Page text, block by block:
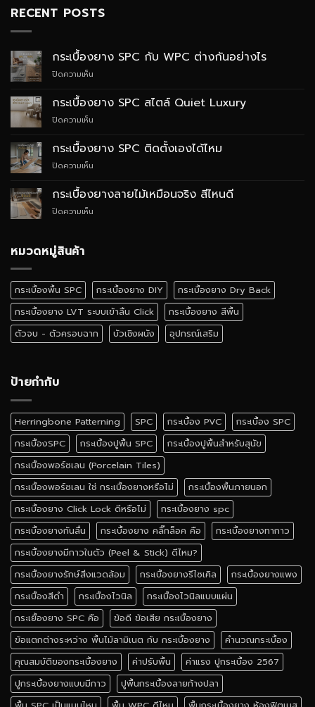
RECENT POSTS
กระเบื้องยาง SPC กับ WPC ต่างกันอย่างไร
ปิดความเห็น
ยาง
SPC
ต่าง
กระเบื้องยาง SPC สไตล์ Quiet Luxury
ปิดความเห็น
ยาง
SPC
Luxury
กระเบื้องยาง SPC ติดตั้งเองได้ไหม
ปิดความเห็น
ยาง
SPC
กระเบื้องยางลายไม้เหมือนจริง สีไหนดี
ปิดความเห็น
สี
ไหน
ดี
หมวดหมู่สินค้า
กระเบื้องพื้น SPC กระเบื้องยาง DIY
กระเบื้องยาง Dry Back
กระเบื้องยาง LVT ระบบเข้าลิ้น Click
กระเบื้องยาง สีพื้น
ตัวจบ - ตัวครอบฉาก
บัวเชิงผนัง อุปกรณ์เสริม
ป้ายกำกับ
Herringbone Patterning SPC กระเบื้อง PVC
กระเบื้อง SPC
กระเบื้องSPC
กระเบื้องปูพื้น SPC
กระเบื้องปูพื้นสำหรับสุนัข
กระเบื้องพอร์ซเลน (Porcelain Tiles)
กระเบื้องพอร์ซเลน ใช่ กระเบื้องยางหรือไม่
กระเบื้องพื้นภายนอก
กระเบื้องยาง Click Lock ดีหรือไม่
กระเบื้องยาง spc
กระเบื้องยางกันลื่น
กระเบื้องยาง คลิ๊กล็อค คือ
กระเบื้องยางทากาว
กระเบื้องยางมีกาวในตัว (Peel & Stick) ดีไหม?
กระเบื้องยางรักษ์สิ่งแวดล้อม
กระเบื้องยางรีไซเคิล
กระเบื้องยางแพง
กระเบื้องสีดำ
กระเบื้องไวนิล
กระเบื้องไวนิลแบบแผ่น
กระเยื้องยาง SPC คือ
ข้อดี ข้อเสีย กระเบื้องยาง
ข้อแตกต่างระหว่าง พื้นไม้ลามิเนต กับ กระเบื้องยาง
คำนวณกระเบื้อง
คุณสมบัติของกระเบื้องยาง
ค่าปรับพื้น
ค่าแรง ปูกระเบื้อง 2567
ปูกระเบื้องยางแบบมีกาว
ปูพื้นกระเบื้องลายก้างปลา